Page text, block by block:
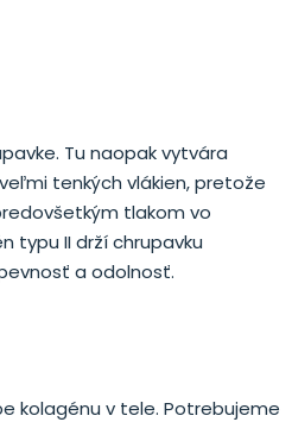
Tu naopak vytvára
tenkých vlákien, pretože
tlakom vo
typu II drží chrupavku
a odolnosť.
kolagénu v tele. Potrebujeme